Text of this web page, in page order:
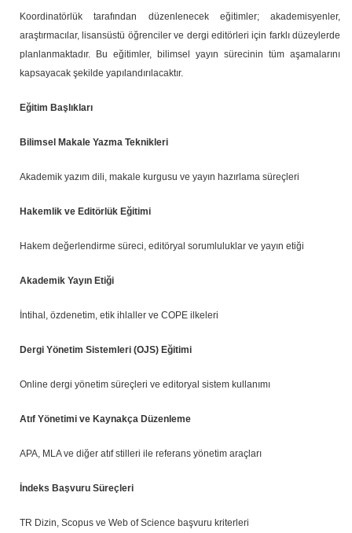
Koordinatörlük tarafından düzenlenecek eğitimler; akademisyenler,
araştırmacılar, lisansüstü öğrenciler ve dergi editörleri için farklı düzeylerde
planlanmaktadır. Bu eğitimler, bilimsel yayın sürecinin tüm aşamalarını
kapsayacak şekilde yapılandırılacaktır.
Eğitim Başlıkları
Bilimsel Makale Yazma Teknikleri
Akademik yazım dili, makale kurgusu ve yayın hazırlama süreçleri
Hakemlik ve Editörlük Eğitimi
Hakem değerlendirme süreci, editöryal sorumluluklar ve yayın etiği
Akademik Yayın Etiği
İntihal, özdenetim, etik ihlaller ve COPE ilkeleri
Dergi Yönetim Sistemleri (OJS) Eğitimi
Online dergi yönetim süreçleri ve editoryal sistem kullanımı
Atıf Yönetimi ve Kaynakça Düzenleme
APA, MLA ve diğer atıf stilleri ile referans yönetim araçları
İndeks Başvuru Süreçleri
TR Dizin, Scopus ve Web of Science başvuru kriterleri